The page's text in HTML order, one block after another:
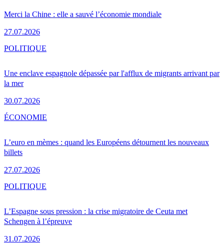
Merci la Chine : elle a sauvé l’économie mondiale
27.07.2026
Une enclave espagnole dépassée par l'afflux de migrants arrivant par
la mer
30.07.2026
POLITIQUE
L’euro en mèmes : quand les Européens détournent les nouveaux
billets
27.07.2026
ÉCONOMIE
L’Espagne sous pression : la crise migratoire de Ceuta met
Schengen à l’épreuve
31.07.2026
POLITIQUE